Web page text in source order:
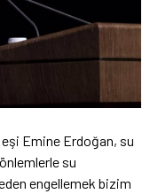
eşi Emine Erdoğan, su
önlemlerle su
engellemek bizim